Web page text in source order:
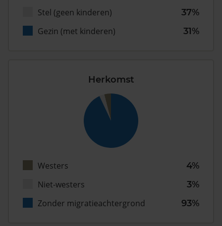
Stel (geen kinderen)
37%
Gezin (met kinderen)
31%
Herkomst
Westers
4%
Niet-westers
3%
Zonder migratieachtergrond
93%